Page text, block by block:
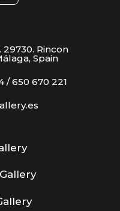
29730. Rincon
Spain
/ 650 670 221